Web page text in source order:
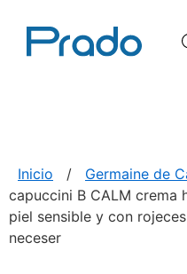
Inicio / Germaine de
capuccini B CALM
piel sensible y con
neceser